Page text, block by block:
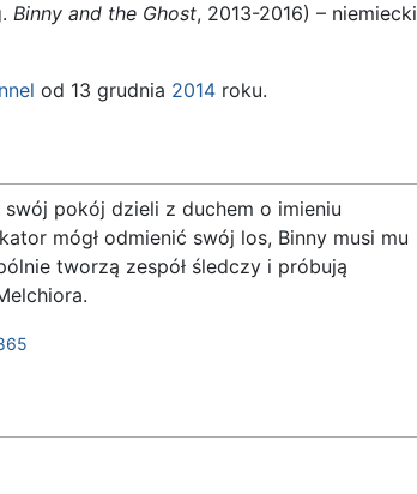
Binny and the Ghost, 2013-2016) – niemiecki
od 13 grudnia 2014 roku.
pokój dzieli z duchem o imieniu
mógł odmienić swój los, Binny musi mu
tworzą zespół śledczy i próbują